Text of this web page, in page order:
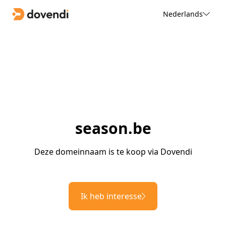
Nederlands
season.be
Deze domeinnaam is te koop via Dovendi
Ik heb interesse